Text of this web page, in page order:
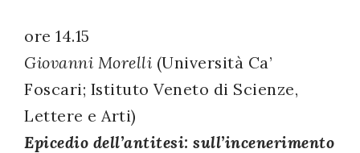
ore 14.15
Giovanni Morelli (Università Ca’
Foscari; Istituto Veneto di Scienze,
Lettere e Arti)
Epicedio dell’antitesi: sull’incenerimento